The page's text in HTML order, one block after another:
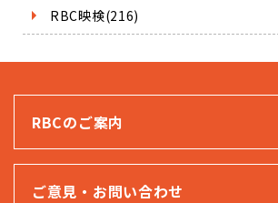
RBC映検(216)
RBCのご案内
ご意見・お問い合わせ